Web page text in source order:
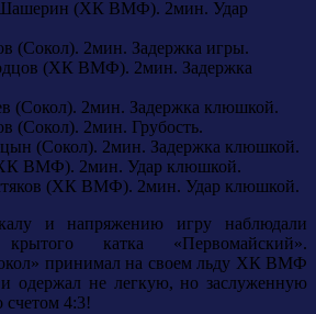
Шашерин (ХК ВМФ). 2мин. Удар
(Сокол). 2мин. Задержка игры.
(ХК ВМФ). 2мин. Задержка
(Сокол). 2мин. Задержка клюшкой.
(Сокол). 2мин. Грубость.
(Сокол). 2мин. Задержка клюшкой.
ВМФ). 2мин. Удар клюшкой.
(ХК ВМФ). 2мин. Удар клюшкой.
и напряжению игру наблюдали
катка «Первомайский».
принимал на своем льду ХК ВМФ
и одержал не легкую, но заслуженную
счетом 4:3!